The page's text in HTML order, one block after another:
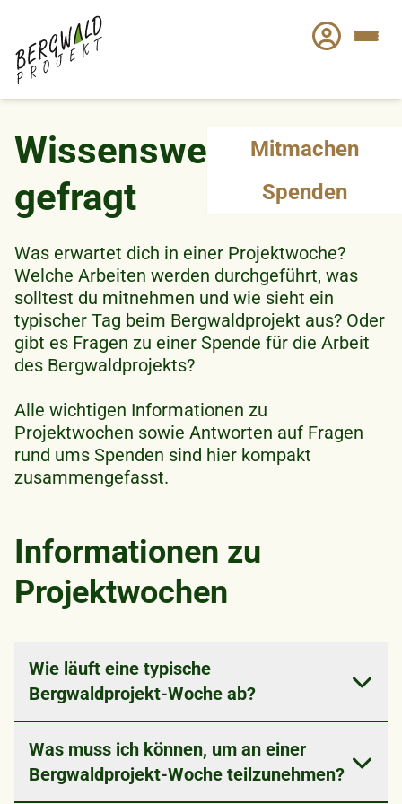
Inhalt
Wissenswert & häufig
gefragt
Was erwartet dich in einer Projektwoche?
Welche Arbeiten werden durchgeführt, was
solltest du mitnehmen und wie sieht ein
typischer Tag beim Bergwaldprojekt aus? Oder
gibt es Fragen zu einer Spende für die Arbeit
des Bergwaldprojekts?
Alle wichtigen Informationen zu
Projektwochen sowie Antworten auf Fragen
rund ums Spenden sind hier kompakt
zusammengefasst.
Informationen zu
Projektwochen
Wie läuft eine typische
Bergwaldprojekt-Woche ab?
Ferienjob für Langschläfer.
Was muss ich können, um an einer
Bergwaldprojekt-Woche teilzunehmen?
Mitmachen
Spenden